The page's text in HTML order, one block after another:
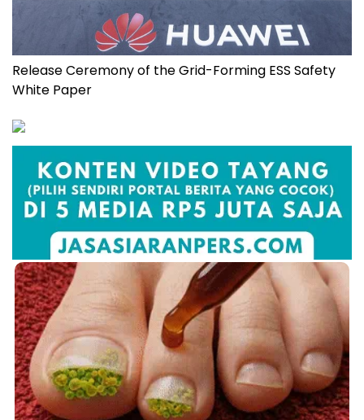
Release Ceremony of the Grid-Forming ESS Safety
White Paper